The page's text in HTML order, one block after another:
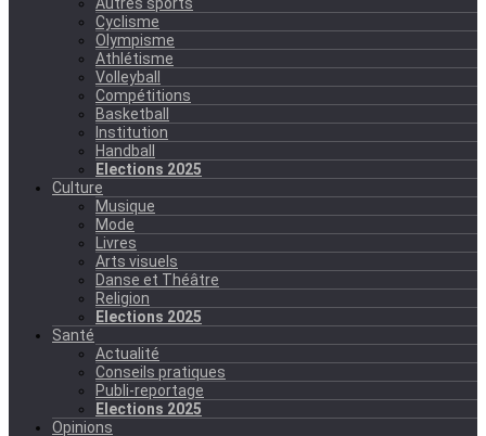
Cyclisme
Olympisme
Athlétisme
Volleyball
Compétitions
Basketball
Institution
Handball
Elections 2025
Culture
Musique
Mode
Livres
Arts visuels
Danse et Théâtre
Religion
Elections 2025
Santé
Actualité
Conseils pratiques
Publi-reportage
Elections 2025
Opinions